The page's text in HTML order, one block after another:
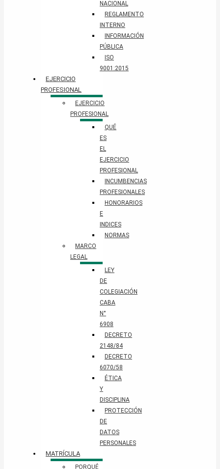
NACIONAL
REGLAMENTO
INTERNO
INFORMACIÓN
PÚBLICA
ISO
9001:2015
EJERCICIO
PROFESIONAL
EJERCICIO
PROFESIONAL
QUÉ
ES
EL
EJERCICIO
PROFESIONAL
INCUMBENCIAS
PROFESIONALES
HONORARIOS
E
INDICES
NORMAS
MARCO
LEGAL
LEY
DE
COLEGIACIÓN
CABA
N°
6908
DECRETO
2148/84
DECRETO
6070/58
ÉTICA
Y
DISCIPLINA
PROTECCIÓN
DE
DATOS
PERSONALES​
MATRÍCULA
PORQUÉ